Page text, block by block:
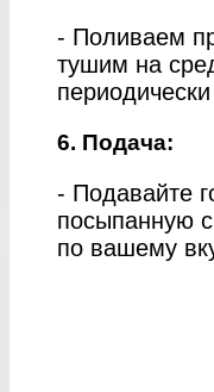
- Поливаем
тушим на
6. Подача:
- Подавайте
посыпанную
по вашему